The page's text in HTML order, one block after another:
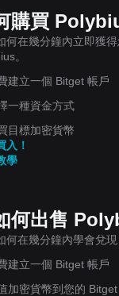
購買
何在幾分鐘內立即獲
。
建立一個 Bitget 帳戶
一種資金方式
目標加密貨幣
入！
學
何出售
何在幾分鐘內學會兌現
建立一個 Bitget 帳戶
加密貨幣到您的